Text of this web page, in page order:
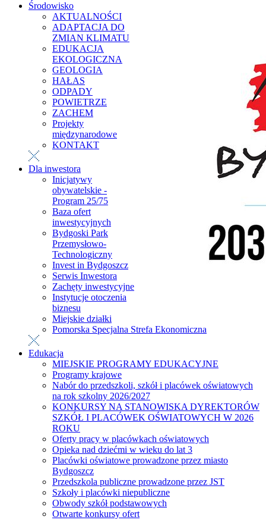
Środowisko
AKTUALNOŚCI
ADAPTACJA DO
ZMIAN KLIMATU
EDUKACJA
EKOLOGICZNA
GEOLOGIA
HAŁAS
ODPADY
POWIETRZE
ZACHEM
Projekty
międzynarodowe
KONTAKT
Dla inwestora
Inicjatywy
obywatelskie -
Program 25/75
Baza ofert
inwestycyjnych
Bydgoski Park
Przemysłowo-
Technologiczny
Invest in Bydgoszcz
Serwis Inwestora
Zachęty inwestycyjne
Instytucje otoczenia
biznesu
Miejskie działki
Pomorska Specjalna Strefa Ekonomiczna
Edukacja
MIEJSKIE PROGRAMY EDUKACYJNE
Programy krajowe
Nabór do przedszkoli, szkół i placówek oświatowych
na rok szkolny 2026/2027
KONKURSY NA STANOWISKA DYREKTORÓW
SZKÓŁ I PLACÓWEK OŚWIATOWYCH W 2026
ROKU
Oferty pracy w placówkach oświatowych
Opieka nad dziećmi w wieku do lat 3
Placówki oświatowe prowadzone przez miasto
Bydgoszcz
Przedszkola publiczne prowadzone przez JST
Szkoły i placówki niepubliczne
Obwody szkół podstawowych
Otwarte konkursy ofert